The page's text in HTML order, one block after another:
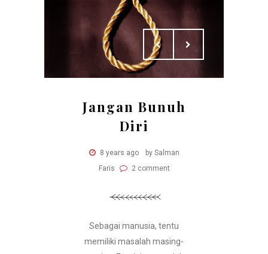
Jangan Bunuh
Diri
8 years ago
by Salman
Faris
2 comment
Sebagai manusia, tentu
memiliki masalah masing-